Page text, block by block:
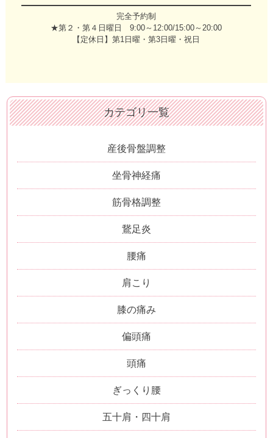
完全予約制
★第２・第４日曜日 9:00～12:00/15:00～20:00
【定休日】第1日曜・第3日曜・祝日
カテゴリ一覧
産後骨盤調整
坐骨神経痛
筋骨格調整
鵞足炎
腰痛
肩こり
膝の痛み
偏頭痛
頭痛
ぎっくり腰
五十肩・四十肩